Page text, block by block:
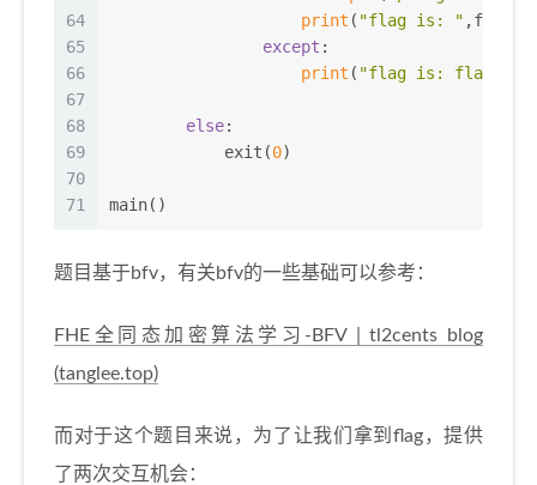
64
65
66
67
68
69
70
71
print ( "flag is: "
except :
print ( "flag is:
else:
            exit(
0)
main()
题目基于bfv，有关bfv的一些基础可以参考：
FHE全同态加密算法学习-BFV | tl2cents blog
(tanglee.top)
而对于这个题目来说，为了让我们拿到flag，提供
了两次交互机会：